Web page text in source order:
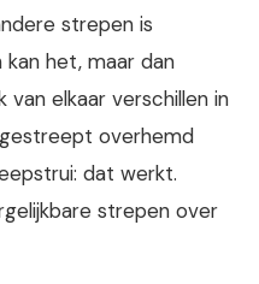
strepen is
kan het, maar dan
elkaar verschillen in
overhemd
dat werkt.
strepen over